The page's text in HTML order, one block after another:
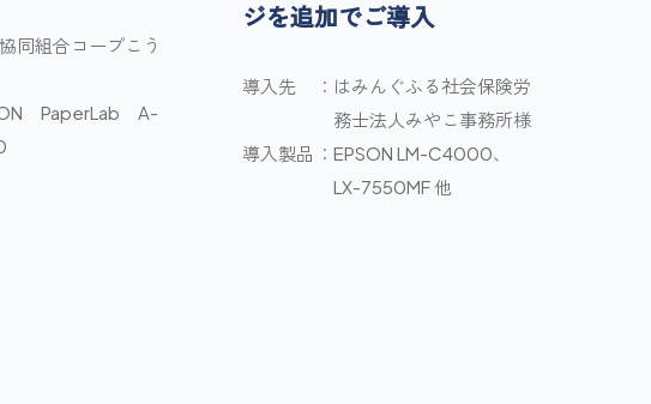
同組合コープこう
PaperLab A-
ジを追加でご導入
導入先
はみんぐふる社会保険労
務士法人みやこ事務所様
導入製品
EPSON LM-C4000、
LX-7550MF 他